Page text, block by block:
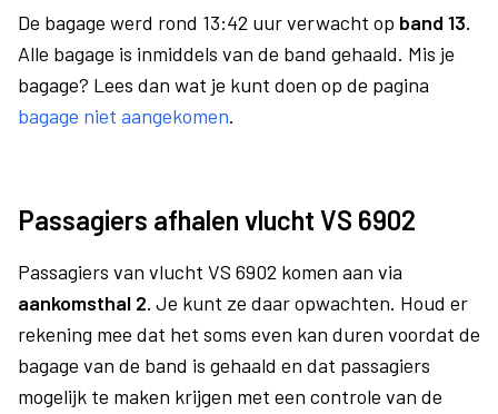
De bagage werd rond 13:42 uur verwacht op band 13.
Alle bagage is inmiddels van de band gehaald. Mis je
bagage? Lees dan wat je kunt doen op de pagina
bagage niet aangekomen.
Passagiers afhalen vlucht VS 6902
Passagiers van vlucht VS 6902 komen aan via
aankomsthal 2. Je kunt ze daar opwachten. Houd er
rekening mee dat het soms even kan duren voordat de
bagage van de band is gehaald en dat passagiers
mogelijk te maken krijgen met een controle van de